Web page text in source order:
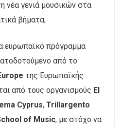
νέα γενιά μουσικών στα
βήματα;
ευρωπαϊκό πρόγραμμα
από το
της Ευρωπαϊκής
από τους οργανισμούς El
Cyprus, Trillargento
of Music, με στόχο να